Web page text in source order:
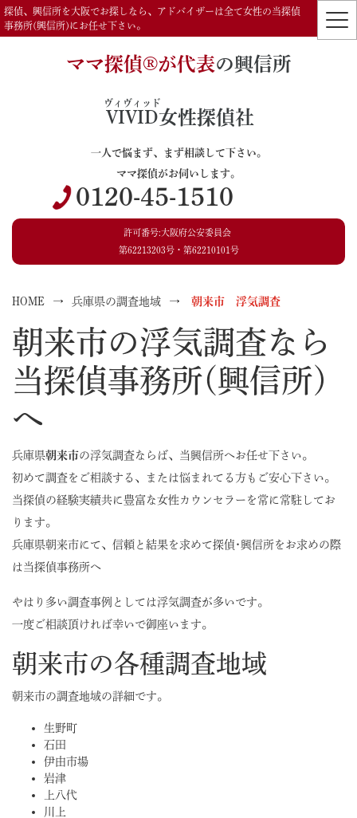
探偵、興信所を大阪でお探しなら、アドバイザーは全て女性の当探偵
事務所(興信所)にお任せ下さい。
ママ探偵®️が代表の興信所
VIVID
ヴィヴィッド
女性探偵社
一人で悩まず、まず相談して下さい。
ママ探偵がお伺いします。
0120-45-1510
許可番号:大阪府公安委員会
第62213203号・第62210101号
HOME 兵庫県の調査地域 朝来市 浮気調査
朝来市の浮気調査なら
当探偵事務所(興信所)
へ
兵庫県朝来市の浮気調査ならば、当興信所へお任せ下さい。
初めて調査をご相談する、または悩まれてる方もご安心下さい。
当探偵の経験実績共に豊富な女性カウンセラーを常に常駐してお
ります。
兵庫県朝来市にて、信頼と結果を求めて探偵･興信所をお求めの際
は当探偵事務所へ
やはり多い調査事例としては浮気調査が多いです。
一度ご相談頂ければ幸いで御座います。
朝来市の各種調査地域
朝来市の調査地域の詳細です。
生野町
石田
伊由市場
岩津
上八代
川上